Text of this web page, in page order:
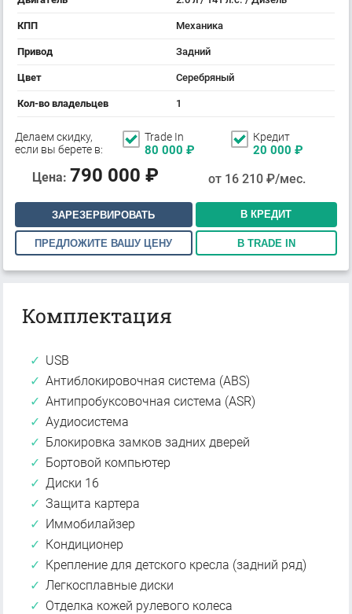
КПП Механика
Привод Задний
Цвет Серебряный
Кол-во владельцев 1
Делаем скидку,
если вы берете в:
Trade In
80 000 ₽
Кредит
20 000 ₽
Цена: 790 000 ₽ от 16 210₽/мес.
ЗАРЕЗЕРВИРОВАТЬ В КРЕДИТ
ПРЕДЛОЖИТЕ ВАШУ ЦЕНУ В TRADE IN
Комплектация
USB
Антиблокировочная система (ABS)
Антипробуксовочная система (ASR)
Аудиосистема
Блокировка замков задних дверей
Бортовой компьютер
Диски 16
Защита картера
Иммобилайзер
Кондиционер
Крепление для детского кресла (задний ряд)
Легкосплавные диски
Отделка кожей рулевого колеса